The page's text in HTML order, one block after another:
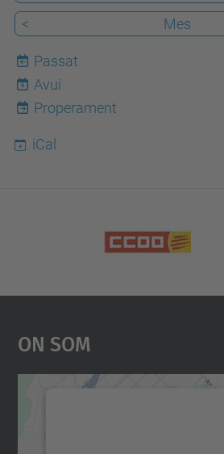
<
Mes
Passat
6
Avui
Properament
iCal
On Som